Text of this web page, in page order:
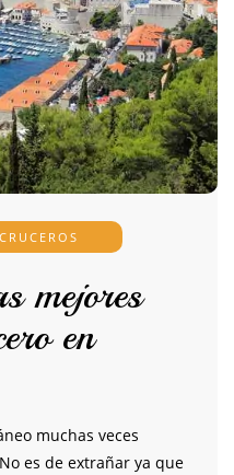
mejores
en
muchas veces
es de extrañar ya que